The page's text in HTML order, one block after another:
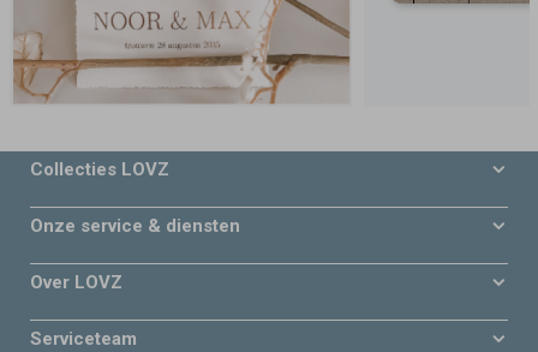
Collecties LOVZ
Onze service & diensten
Over LOVZ
Serviceteam